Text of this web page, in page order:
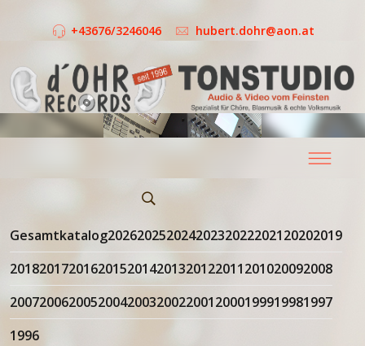
+43676/3246046 hubert.dohr@aon.at
Gesamtkatalog20262025202420232022202120202019
20182017201620152014201320122011201020092008
20072006200520042003200220012000199919981997
1996